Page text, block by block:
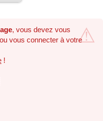
, vous devez vous
vous connecter à votre
!